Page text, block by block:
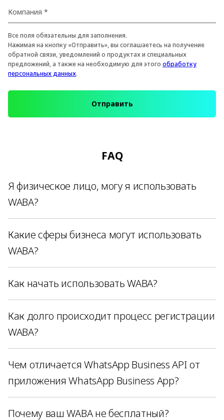
Все поля обязательны для заполнения.
Нажимая на кнопку «Отправить», вы соглашаетесь на получение
обратной связи, уведомлений о продуктах и специальных
предложений, а также на необходимую для этого обработку
персональных данных.
Отправить
FAQ
Я физическое лицо, могу я использовать
WABA?
Какие сферы бизнеса могут использовать
WABA?
Как начать использовать WABA?
Как долго происходит процесс регистрации
WABA?
Чем отличается WhatsApp Business API от
приложения WhatsApp Business App?
Почему ваш WABA не бесплатный?